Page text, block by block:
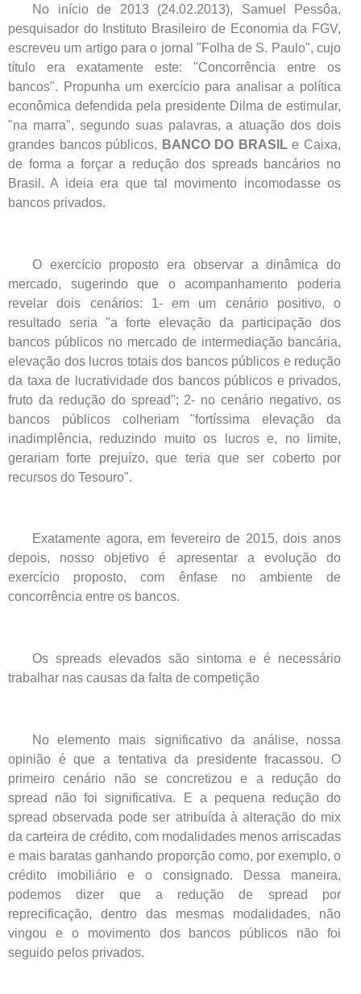
No início de 2013 (24.02.2013), Samuel Pessôa,
pesquisador do Instituto Brasileiro de Economia da FGV,
escreveu um artigo para o jornal "Folha de S. Paulo", cujo
título era exatamente este: "Concorrência entre os
bancos". Propunha um exercício para analisar a política
econômica defendida pela presidente Dilma de estimular,
"na marra", segundo suas palavras, a atuação dos dois
grandes bancos públicos, BANCO DO BRASILe Caixa,
de forma a forçar a redução dos spreads bancários no
Brasil. A ideia era que tal movimento incomodasse os
bancos privados.
O exercício proposto era observar a dinâmica do
mercado, sugerindo que o acompanhamento poderia
revelar dois cenários: 1- em um cenário positivo, o
resultado seria "a forte elevação da participação dos
bancos públicos no mercado de intermediação bancária,
elevação dos lucros totais dos bancos públicos e redução
da taxa de lucratividade dos bancos públicos e privados,
fruto da redução do spread"; 2- no cenário negativo, os
bancos públicos colheriam "fortíssima elevação da
inadimplência, reduzindo muito os lucros e, no limite,
gerariam forte prejuízo, que teria que ser coberto por
recursos do Tesouro".
Exatamente agora, em fevereiro de 2015, dois anos
depois, nosso objetivo é apresentar a evolução do
exercício proposto, com ênfase no ambiente de
concorrência entre os bancos.
Os spreads elevados são sintoma e é necessário
trabalhar nas causas da falta de competição
No elemento mais significativo da análise, nossa
opinião é que a tentativa da presidente fracassou. O
primeiro cenário não se concretizou e a redução do
spread não foi significativa. E a pequena redução do
spread observada pode ser atribuída à alteração do mix
da carteira de crédito, com modalidades menos arriscadas
e mais baratas ganhando proporção como, por exemplo, o
crédito imobiliário e o consignado. Dessa maneira,
podemos dizer que a redução de spread por
reprecificação, dentro das mesmas modalidades, não
vingou e o movimento dos bancos públicos não foi
seguido pelos privados.